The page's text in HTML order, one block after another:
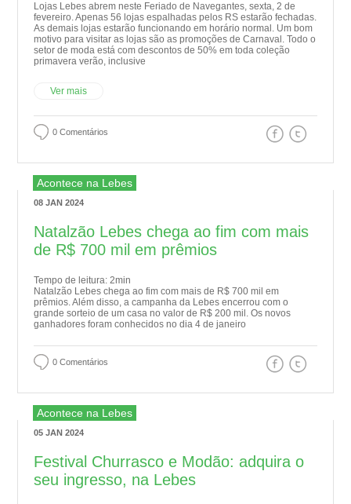
Lojas Lebes abrem neste Feriado de Navegantes, sexta, 2 de
fevereiro. Apenas 56 lojas espalhadas pelos RS estarão fechadas.
As demais lojas estarão funcionando em horário normal. Um bom
motivo para visitar as lojas são as promoções de Carnaval. Todo o
setor de moda está com descontos de 50% em toda coleção
primavera verão, inclusive
Ver mais
0 Comentários
Acontece na Lebes
08 JAN 2024
Natalzão Lebes chega ao fim com mais
de R$ 700 mil em prêmios
Tempo de leitura: 2min
Natalzão Lebes chega ao fim com mais de R$ 700 mil em
prêmios. Além disso, a campanha da Lebes encerrou com o
grande sorteio de um casa no valor de R$ 200 mil. Os novos
ganhadores foram conhecidos no dia 4 de janeiro
0 Comentários
Acontece na Lebes
05 JAN 2024
Festival Churrasco e Modão: adquira o
seu ingresso, na Lebes